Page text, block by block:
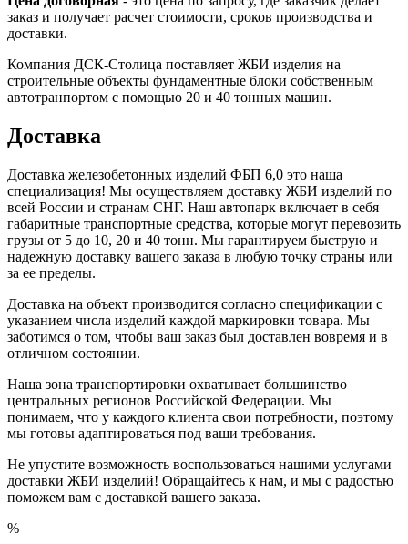
заказ и получает расчет стоимости, сроков производства и
доставки.
Компания ДСК-Столица поставляет ЖБИ изделия на
строительные объекты фундаментные блоки собственным
автотранпортом с помощью 20 и 40 тонных машин.
Доставка
Доставка железобетонных изделий ФБП 6,0 это наша
специализация! Мы осуществляем доставку ЖБИ изделий по
всей России и странам СНГ. Наш автопарк включает в себя
габаритные транспортные средства, которые могут перевозить
грузы от 5 до 10, 20 и 40 тонн. Мы гарантируем быструю и
надежную доставку вашего заказа в любую точку страны или
за ее пределы.
Доставка на объект производится согласно спецификации с
указанием числа изделий каждой маркировки товара. Мы
заботимся о том, чтобы ваш заказ был доставлен вовремя и в
отличном состоянии.
Наша зона транспортировки охватывает большинство
центральных регионов Российской Федерации. Мы
понимаем, что у каждого клиента свои потребности, поэтому
мы готовы адаптироваться под ваши требования.
Не упустите возможность воспользоваться нашими услугами
доставки ЖБИ изделий! Обращайтесь к нам, и мы с радостью
поможем вам с доставкой вашего заказа.
%